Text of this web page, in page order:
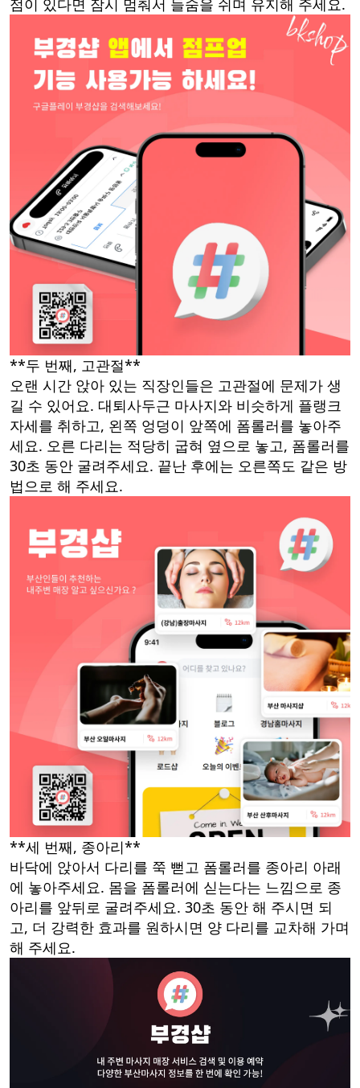
점이 있다면 잠시 멈춰서 들숨을 쉬며 유지해 주세요.
**두 번째, 고관절**
오랜 시간 앉아 있는 직장인들은 고관절에 문제가 생
길 수 있어요. 대퇴사두근 마사지와 비슷하게 플랭크
자세를 취하고, 왼쪽 엉덩이 앞쪽에 폼롤러를 놓아주
세요. 오른 다리는 적당히 굽혀 옆으로 놓고, 폼롤러를
30초 동안 굴려주세요. 끝난 후에는 오른쪽도 같은 방
법으로 해 주세요.
**세 번째, 종아리**
바닥에 앉아서 다리를 쭉 뻗고 폼롤러를 종아리 아래
에 놓아주세요. 몸을 폼롤러에 싣는다는 느낌으로 종
아리를 앞뒤로 굴려주세요. 30초 동안 해 주시면 되
고, 더 강력한 효과를 원하시면 양 다리를 교차해 가며
해 주세요.